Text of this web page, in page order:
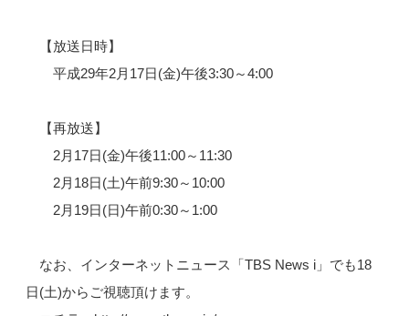
【放送日時】
平成29年2月17日(金)午後3:30～4:00
【再放送】
2月17日(金)午後11:00～11:30
2月18日(土)午前9:30～10:00
2月19日(日)午前0:30～1:00
なお、インターネットニュース「TBS News i」でも18
日(土)からご視聴頂けます。